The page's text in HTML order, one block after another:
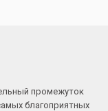
промежуток
благоприятных